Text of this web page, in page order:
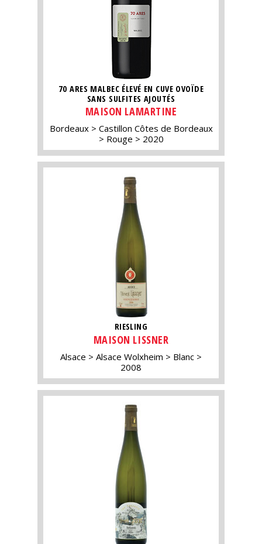
70 ARES MALBEC ÉLEVÉ EN CUVE OVOÏDE
SANS SULFITES AJOUTÉS
MAISON LAMARTINE
Bordeaux
Castillon Côtes de Bordeaux
Rouge
2020
RIESLING
MAISON LISSNER
Alsace Alsace Wolxheim
Blanc
2008